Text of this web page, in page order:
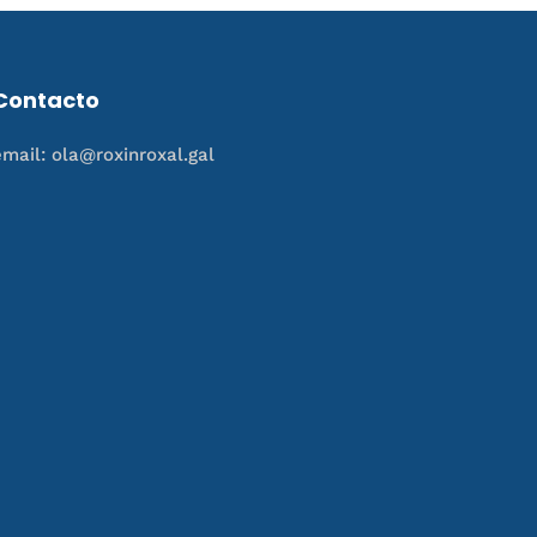
ola@roxinroxal.gal